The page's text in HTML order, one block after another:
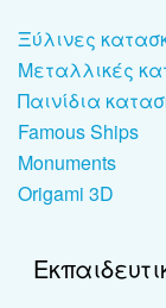
Ξύλινες
Μεταλλικές
Παινίδια
Famous Ships
Monuments
Origami 3D